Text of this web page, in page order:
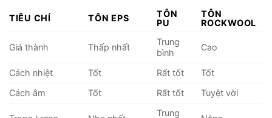
TIÊU CHÍ TÔN EPS
TÔN
PU
TÔN
ROCKWOOL
Giá thành Thấp nhất
Trung
bình
Cao
Cách nhiệt Tốt Rất tốt
Tốt
Cách âm
Tốt Rất tốt Tuyệt vời
Trung